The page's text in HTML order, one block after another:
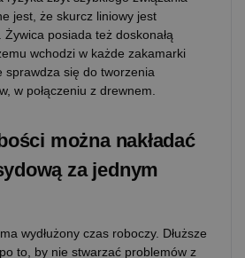
jest, że skurcz liniowy jest
posiada też doskonałą
wchodzi w każde zakamarki
sprawdza się do tworzenia
w połączeniu z drewnem.
można nakładać
za jednym
wydłużony czas roboczy. Dłuższe
to, by nie stwarzać problemów z